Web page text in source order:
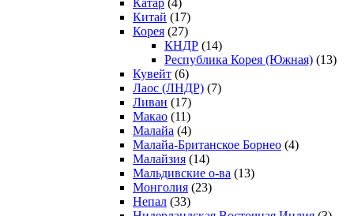
Китай (17)
Корея (27)
КНДР (14)
Республика Корея (Южная) (13)
Кувейт (6)
Лаос (ЛНДР) (7)
Ливан (17)
Макао (11)
Малайа (4)
Малайа-Британское Борнео (4)
Малайзия (14)
Мальдивские о-ва (13)
Монголия (23)
Непал (33)